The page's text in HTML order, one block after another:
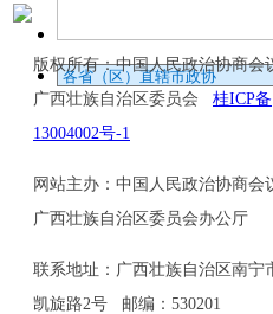
版权所有：中国人民政治协商会
广西壮族自治区委员会 桂ICP备
13004002号-1
网站主办：中国人民政治协商会
广西壮族自治区委员会办公厅
联系地址：广西壮族自治区南宁
凯旋路2号 邮编：530201